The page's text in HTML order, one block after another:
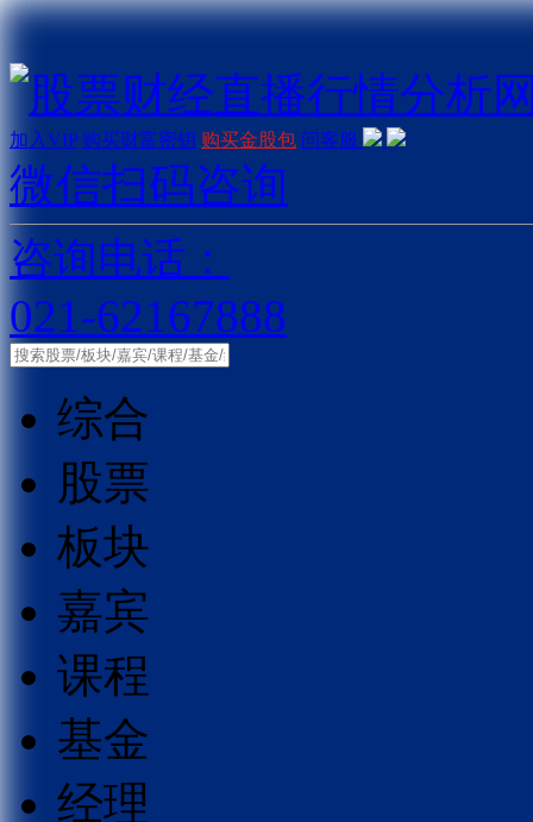
加入VIP 购买财富密钥 购买金股包 问客服
微信扫码咨询
咨询电话：
021-62167888
综合
股票
板块
嘉宾
课程
基金
经理